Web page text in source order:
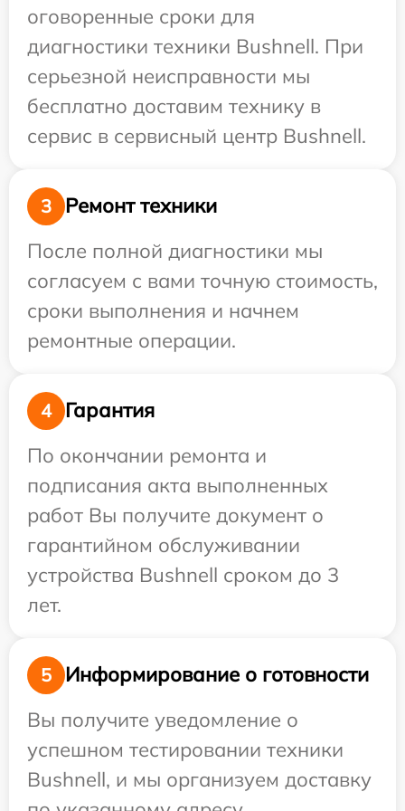
оговоренные сроки для
диагностики техники Bushnell. При
серьезной неисправности мы
бесплатно доставим технику в
сервис в сервисный центр Bushnell.
3
Ремонт техники
После полной диагностики мы
согласуем с вами точную стоимость,
сроки выполнения и начнем
ремонтные операции.
4
Гарантия
По окончании ремонта и
подписания акта выполненных
работ Вы получите документ о
гарантийном обслуживании
устройства Bushnell сроком до 3
лет.
5
Информирование о готовности
Вы получите уведомление о
успешном тестировании техники
Bushnell, и мы организуем доставку